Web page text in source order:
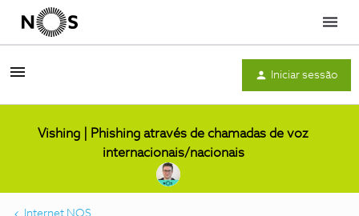
Menu
Iniciar sessão
Vishing | Phishing através de chamadas de voz
internacionais/nacionais
Internet NOS